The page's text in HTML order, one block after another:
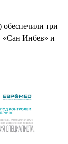
три
Инбев» и